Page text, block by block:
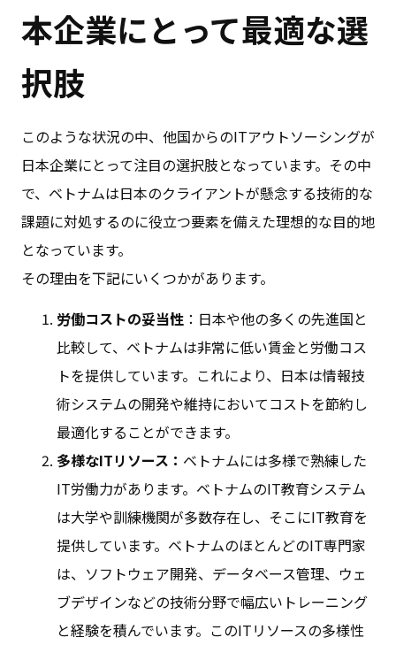
本企業にとって最適な選
択肢
このような状況の中、他国からのITアウトソーシングが
日本企業にとって注目の選択肢となっています。その中
で、ベトナムは日本のクライアントが懸念する技術的な
課題に対処するのに役立つ要素を備えた理想的な目的地
となっています。
その理由を下記にいくつかがあります。
労働コストの妥当性 ：日本や他の多くの先進国と
比較して、ベトナムは非常に低い賃金と労働コス
トを提供しています。これにより、日本は情報技
術システムの開発や維持においてコストを節約し
最適化することができます。
多様なITリソース： ベトナムには多様で熟練した
IT労働力があります。ベトナムのIT教育システム
は大学や訓練機関が多数存在し、そこにIT教育を
提供しています。ベトナムのほとんどのIT専門家
は、ソフトウェア開発、データベース管理、ウェ
ブデザインなどの技術分野で幅広いトレーニング
と経験を積んでいます。このITリソースの多様性